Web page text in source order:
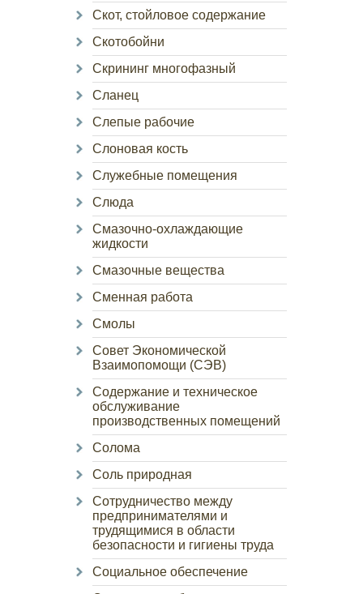
Скот, стойловое содержание
Скотобойни
Скрининг многофазный
Сланец
Слепые рабочие
Слоновая кость
Служебные помещения
Слюда
Смазочно-охлаждающие
жидкости
Смазочные вещества
Сменная работа
Смолы
Совет Экономической
Взаимопомощи (СЭВ)
Содержание и техническое
обслуживание
производственных помещений
Солома
Соль природная
Сотрудничество между
предпринимателями и
трудящимися в области
безопасности и гигиены труда
Социальное обеспечение